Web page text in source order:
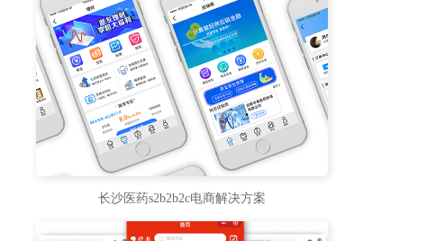
长沙医药s2b2b2c电商解决方案